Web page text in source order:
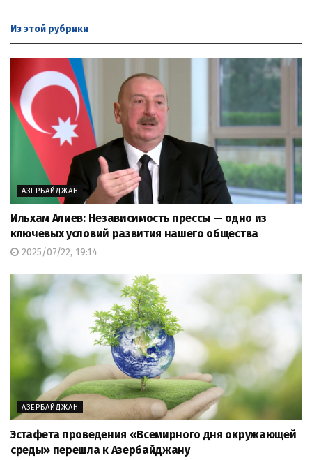
Из этой рубрики
АЗЕРБАЙДЖАН
Ильхам Алиев: Независимость прессы — одно из
ключевых условий развития нашего общества
2025/07/22, 19:14
АЗЕРБАЙДЖАН
Эстафета проведения «Всемирного дня окружающей
среды» перешла к Азербайджану